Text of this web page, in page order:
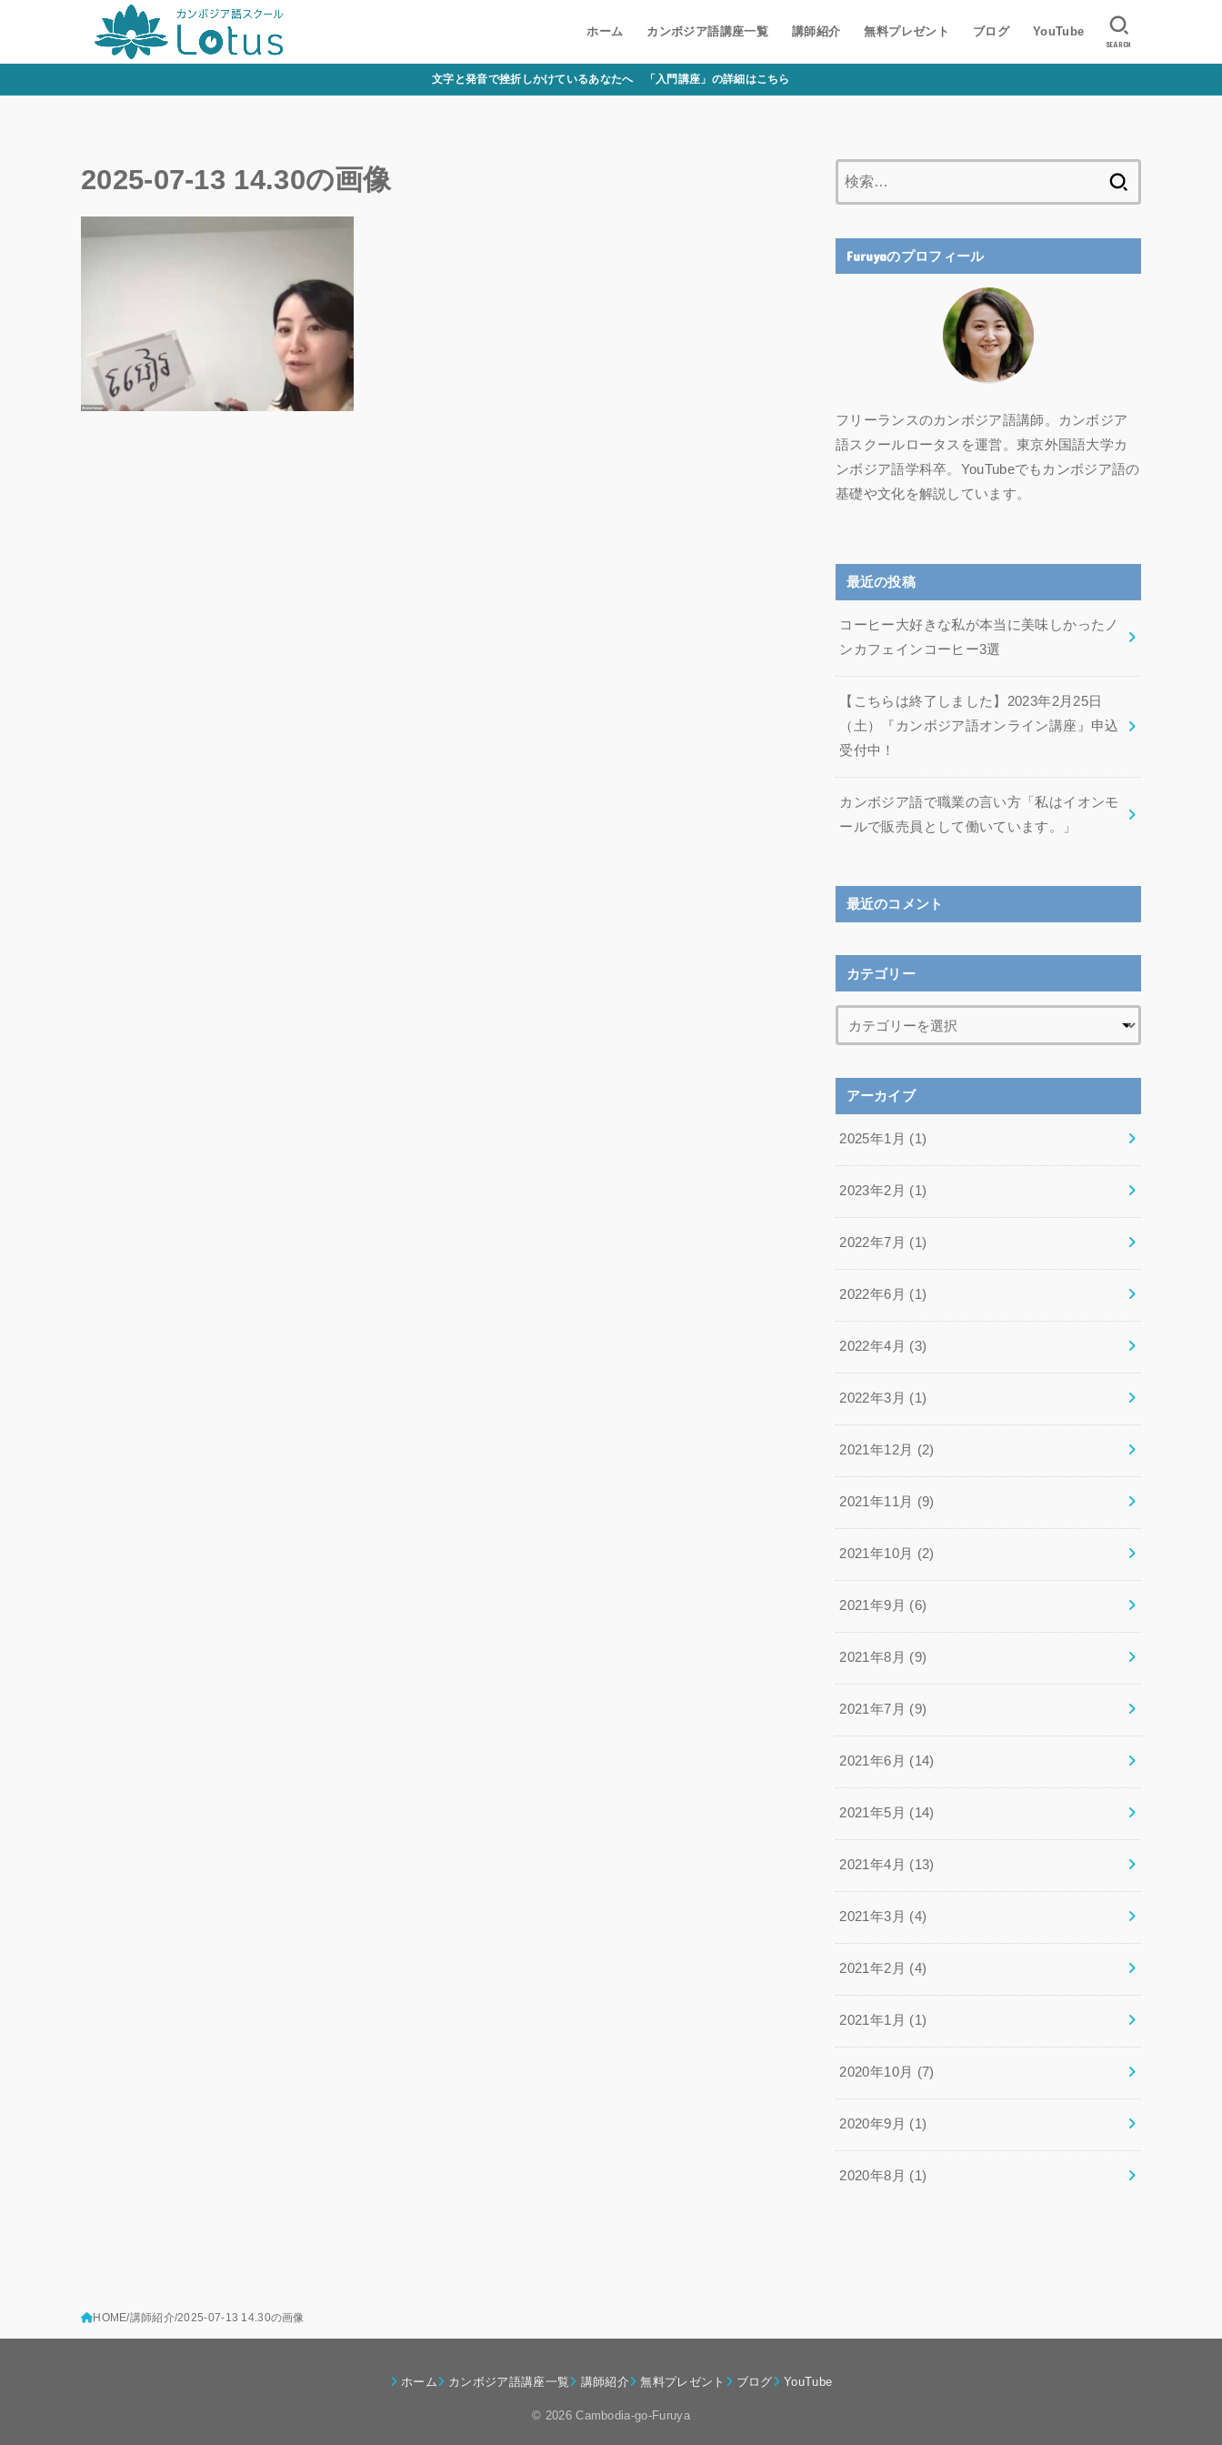
ホーム カンボジア語講座一覧 講師紹介 無料プレゼント ブログ YouTube
SEARCH
文字と発音で挫折しかけているあなたへ 「入門講座」の詳細はこちら
2025-07-13 14.30の画像
Furuyaのプロフィール
フリーランスのカンボジア語講師。カンボジア
語スクールロータスを運営。東京外国語大学カ
ンボジア語学科卒。YouTubeでもカンボジア語の
基礎や文化を解説しています。
最近の投稿
コーヒー大好きな私が本当に美味しかったノ
ンカフェインコーヒー3選
【こちらは終了しました】2023年2月25日
（土）『カンボジア語オンライン講座』申込
受付中！
カンボジア語で職業の言い方「私はイオンモ
ールで販売員として働いています。」
最近のコメント
カテゴリー
アーカイブ
2025年1月 (1)
2023年2月 (1)
2022年7月 (1)
2022年6月 (1)
2022年4月 (3)
2022年3月 (1)
2021年12月 (2)
2021年11月 (9)
2021年10月 (2)
2021年9月 (6)
2021年8月 (9)
2021年7月 (9)
2021年6月 (14)
2021年5月 (14)
2021年4月 (13)
2021年3月 (4)
2021年2月 (4)
2021年1月 (1)
2020年10月 (7)
2020年9月 (1)
2020年8月 (1)
HOME 講師紹介 2025-07-13 14.30の画像
ホーム カンボジア語講座一覧 講師紹介 無料プレゼント ブログ YouTube
© 2026 Cambodia-go-Furuya